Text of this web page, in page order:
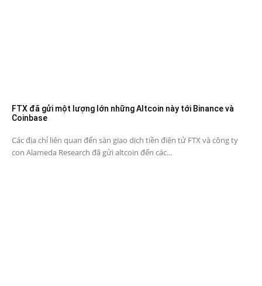
FTX đã gửi một lượng lớn những Altcoin này tới Binance và
Coinbase
Các địa chỉ liên quan đến sàn giao dịch tiền điện tử FTX và công ty
con Alameda Research đã gửi altcoin đến các...